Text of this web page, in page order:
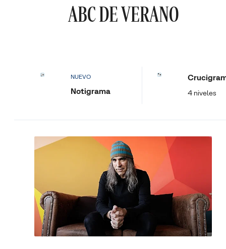
ABC DE VERANO
NUEVO
Notigrama 4 niveles